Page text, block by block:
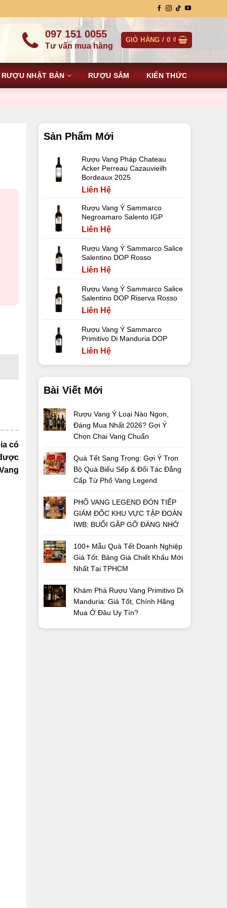
097 151 0055
Tư vấn mua hàng
GIỎ HÀNG / 0 ₫
RƯỢU NHẬT BẢN RƯỢU SÂM KIẾN THỨC
Sản Phẩm Mới
Rượu Vang Pháp Chateau
Acker Perreau Cazauvieilh
Bordeaux 2025
Liên Hệ
Rượu Vang Ý Sammarco
Negroamaro Salento IGP
Liên Hệ
Rượu Vang Ý Sammarco Salice
Salentino DOP Rosso
Liên Hệ
Rượu Vang Ý Sammarco Salice
Salentino DOP Riserva Rosso
Liên Hệ
Rượu Vang Ý Sammarco
Primitivo Di Manduria DOP
Liên Hệ
Bài Viết Mới
Rượu Vang Ý Loại Nào Ngon,
Đáng Mua Nhất 2026? Gợi Ý
Chọn Chai Vang Chuẩn
Quà Tết Sang Trọng: Gợi Ý Trọn
Bộ Quà Biếu Sếp & Đối Tác Đẳng
Cấp Từ Phố Vang Legend
PHỐ VANG LEGEND ĐÓN TIẾP
GIÁM ĐỐC KHU VỰC TẬP ĐOÀN
IWB: BUỔI GẶP GỠ ĐÁNG NHỚ
100+ Mẫu Quà Tết Doanh Nghiệp
Giá Tốt: Bảng Giá Chiết Khấu Mới
Nhất Tại TPHCM
Khám Phá Rượu Vang Primitivo Di
Manduria: Giá Tốt, Chính Hãng
Mua Ở Đâu Uy Tín?
có